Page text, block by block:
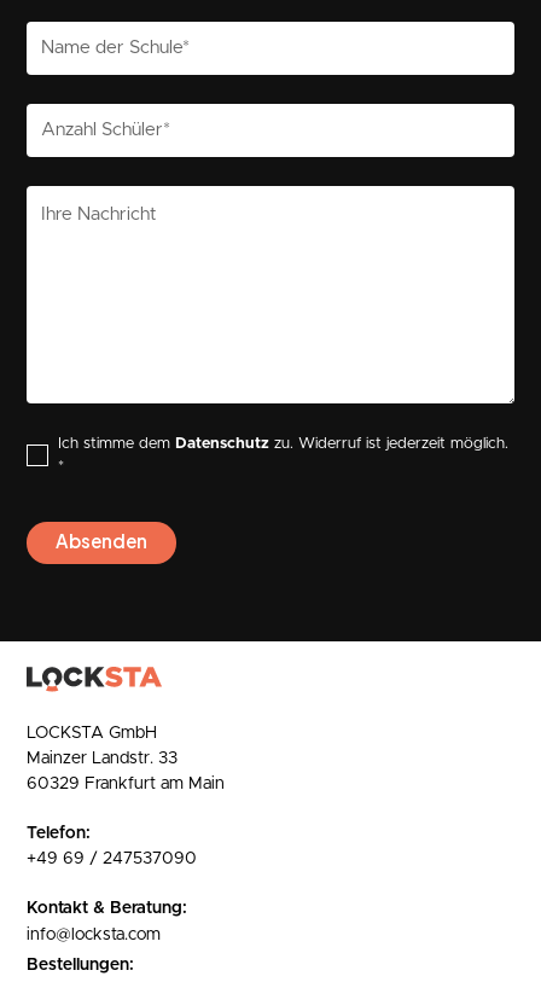
Ich stimme dem Datenschutz zu. Widerruf ist jederzeit möglich.
*
LOCKSTA GmbH
Mainzer Landstr. 33
60329 Frankfurt am Main
Telefon:
+49 69 / 247537090
Kontakt & Beratung:
info@locksta.com
Bestellungen: